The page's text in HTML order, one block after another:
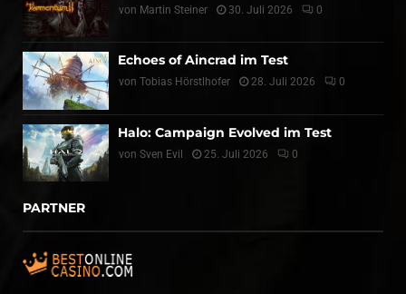
von Martin Steiner 30. Juli 2026 0
Echoes of Aincrad im Test
von Tobias Hörstlhofer 28. Juli 2026 0
Halo: Campaign Evolved im Test
von Sven Evil 25. Juli 2026 0
PARTNER